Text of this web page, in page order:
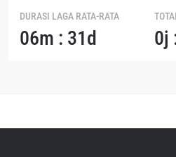
DURASI LAGA RATA-RATA
06m : 31d 0j